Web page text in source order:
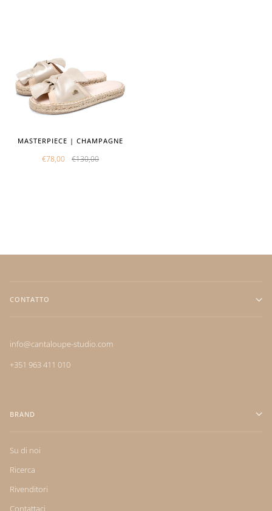
MASTERPIECE | CHAMPAGNE
€78,00 €130,00
CONTATTO
info@cantaloupe-studio.com
+351 963 411 010
BRAND
Su di noi
Ricerca
Rivenditori
Contattaci